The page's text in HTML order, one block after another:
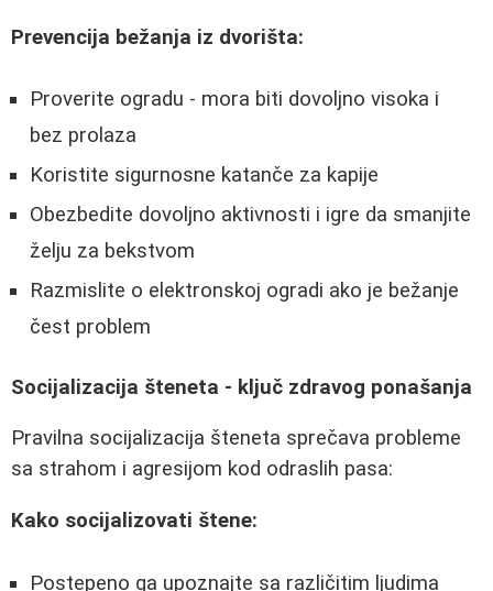
Prevencija bežanja iz dvorišta:
Proverite ogradu - mora biti dovoljno visoka i
bez prolaza
Koristite sigurnosne katanče za kapije
Obezbedite dovoljno aktivnosti i igre da smanjite
želju za bekstvom
Razmislite o elektronskoj ogradi ako je bežanje
čest problem
Socijalizacija šteneta - ključ zdravog ponašanja
Pravilna socijalizacija šteneta sprečava probleme
sa strahom i agresijom kod odraslih pasa:
Kako socijalizovati štene:
Postepeno ga upoznajte sa različitim ljudima